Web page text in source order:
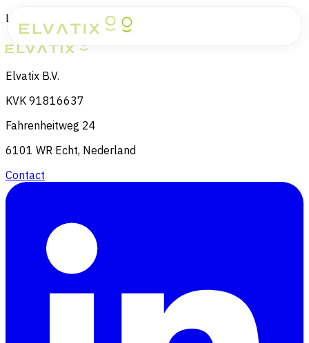
Laden...
Elvatix B.V.
KVK 91816637
Fahrenheitweg 24
6101 WR Echt, Nederland
Contact